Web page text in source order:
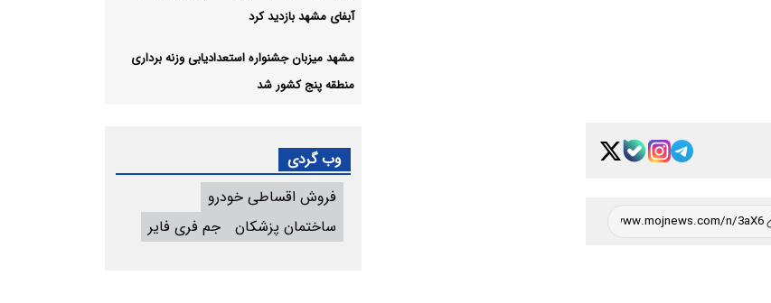
آبفای مشهد بازدید کرد
مشهد میزبان جشنواره استعدادیابی وزنه‌ برداری
منطقه پنج کشور شد
وب گردی
فروش اقساطی خودرو
ساختمان پزشکان
جم فری فایر